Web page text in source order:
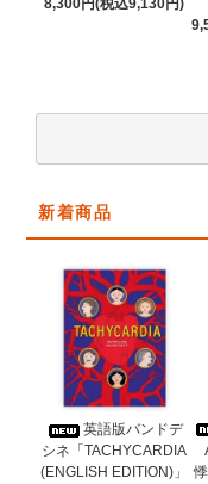
8,300円(税込9,130円)
新着商品
英語版バンドデ
シネ「TACHYCARDIA
(ENGLISH EDITION)」